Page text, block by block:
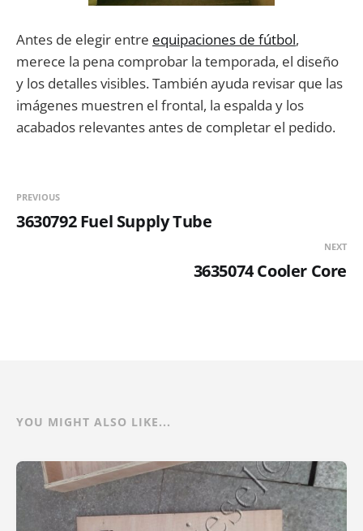
Antes de elegir entre equipaciones de fútbol,
merece la pena comprobar la temporada, el diseño
y los detalles visibles. También ayuda revisar que las
imágenes muestren el frontal, la espalda y los
acabados relevantes antes de completar el pedido.
PREVIOUS
3630792 Fuel Supply Tube
NEXT
3635074 Cooler Core
YOU MIGHT ALSO LIKE...